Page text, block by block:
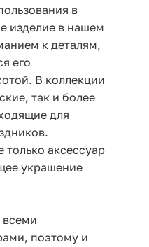
в
изделие в нашем
к деталям,
его
В коллекции
так и более
для
только аксессуар
украшение
поэтому и